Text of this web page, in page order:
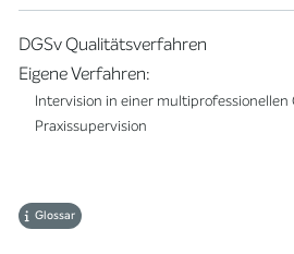
DGSv Qualitätsverfahren
Eigene Verfahren:
Intervision in einer multiprofessionellen
Praxissupervision
Glossar